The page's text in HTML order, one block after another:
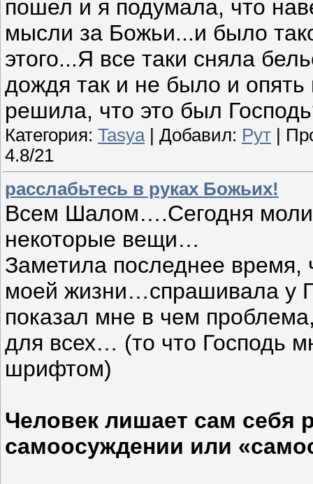
пошел и я подумала, что
мысли за Божьи...и было
этого...Я все таки сняла
дождя так и не было и
решила, что это был
Категория: Tasya| Добавил: Рут |
4.8/21
расслабьтесь в руках Божьих!
Всем Шалом….Сегодня
некоторые вещи…
Заметила последнее время,
моей жизни…спрашивала у
показал мне в чем
для всех… (то что Господь
шрифтом)
Человек лишает сам себя
самоосуждении или